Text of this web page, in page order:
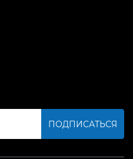
ПОДПИСАТЬСЯ